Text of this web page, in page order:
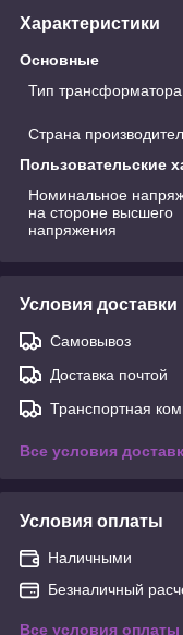
Характеристики
Основные
Тип трансформатора
Страна
Пользовательские
Номинальное
на стороне высшего
напряжения
Условия доставки
Самовывоз
Доставка почтой
Транспортная
Все условия
Условия оплаты
Наличными
Безналичный
Все условия оплаты